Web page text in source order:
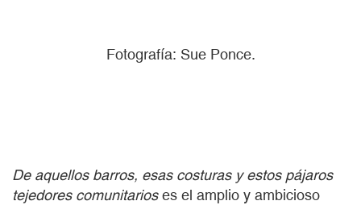
Fotografía: Sue Ponce.
De aquellos barros, esas costuras y estos pájaros
tejedores comunitarioses el amplio y ambicioso